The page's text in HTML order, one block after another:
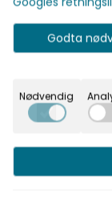
Godta
Nødvendig